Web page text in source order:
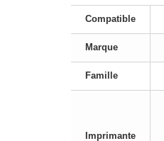
Compatible
Marque
Famille
Imprimante